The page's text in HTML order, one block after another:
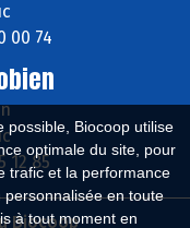
possible, Biocoop utilise
optimale du site, pour
trafic et la performance
en toute
à tout moment en
00 74
12 85
Biocoop